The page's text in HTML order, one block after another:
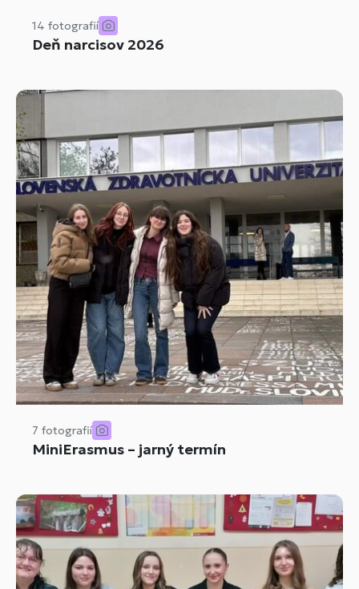
14 fotografií
Deň narcisov 2026
7 fotografií
MiniErasmus – jarný termín